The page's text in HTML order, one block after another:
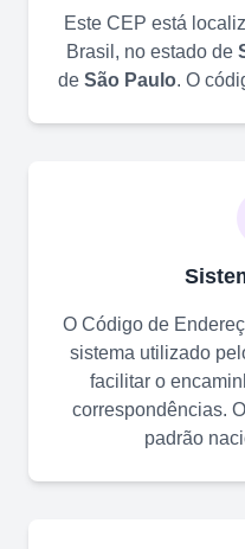
Este CEP está
Brasil, no estado de
de São Paulo. O
O Código de
sistema utilizado
facilitar o
correspondências.
padrão